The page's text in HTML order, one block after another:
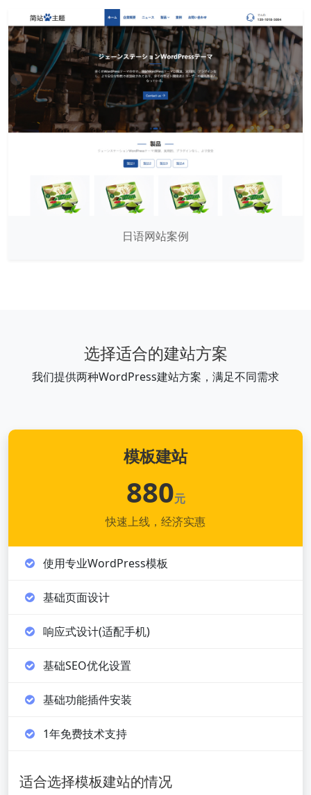
日语网站案例
选择适合的建站方案
我们提供两种WordPress建站方案，满足不同需求
模板建站
880元
快速上线，经济实惠
使用专业WordPress模板
基础页面设计
响应式设计(适配手机)
基础SEO优化设置
基础功能插件安装
1年免费技术支持
适合选择模板建站的情况